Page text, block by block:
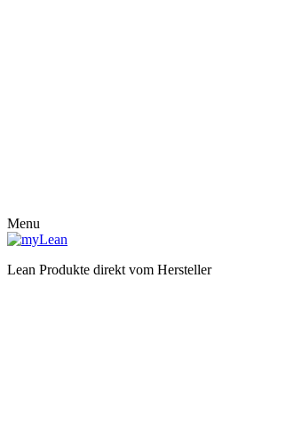
Menu
Lean Produkte direkt vom Hersteller